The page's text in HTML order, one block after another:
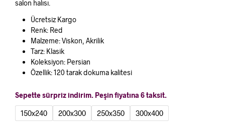
salon halısı.
Ücretsiz Kargo
Renk: Red
Malzeme: Viskon, Akrilik
Tarz: Klasik
Koleksiyon: Persian
Özellik: 120 tarak dokuma kalitesi
Sepette sürpriz indirim. Peşin fiyatına 6 taksit.
150x240 200x300 250x350 300x400